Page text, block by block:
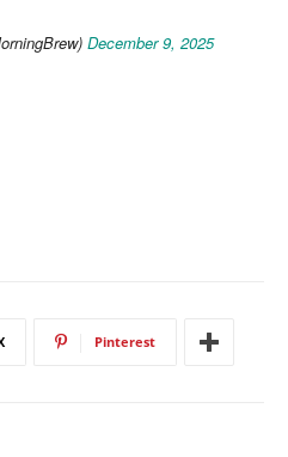
December 9, 2025
Pinterest